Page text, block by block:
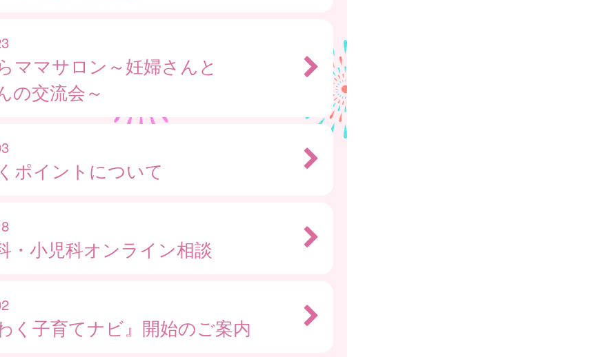
ママサロン～妊婦さんと
の交流会～
ポイントについて
・小児科オンライン相談
く子育てナビ』開始のご案内